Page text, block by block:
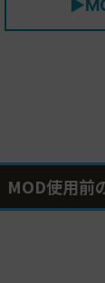
MOD使用前